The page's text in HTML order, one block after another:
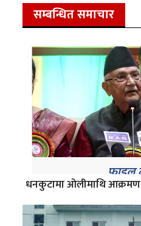
सम्बन्धित समाचार
धनकुटामा ओलीमाथि आक्रमण